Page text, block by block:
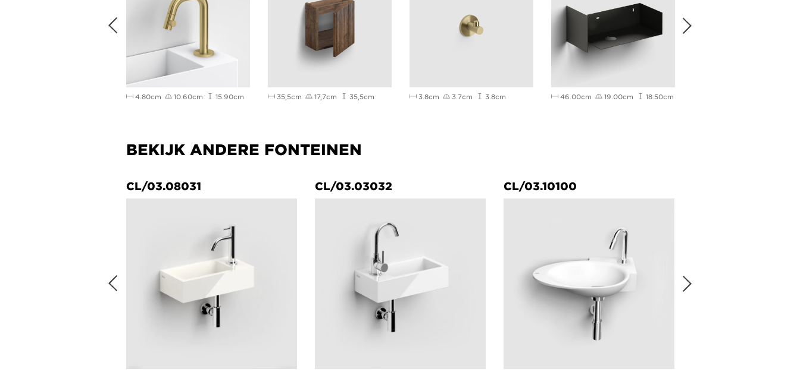
4.80cm 10.60cm 15.90cm 35,5cm 17,7cm 35,5cm 3.8cm 3.7cm 3.8cm 46.00cm 19.00cm 18.50cm
BEKIJK ANDERE FONTEINEN
CL/03.08031 CL/03.03032 CL/03.10100